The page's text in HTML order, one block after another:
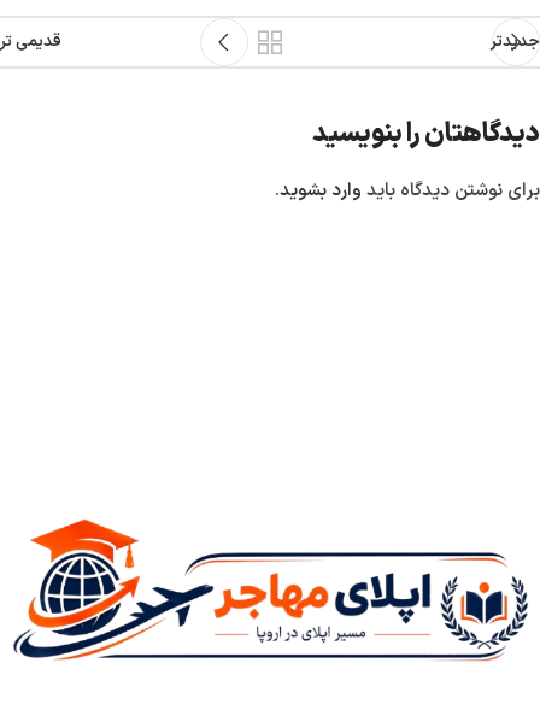
جدیدتر قدیمی تر
دیدگاهتان را بنویسید
برای نوشتن دیدگاه باید وارد بشوید.